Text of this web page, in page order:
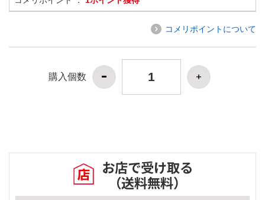
コメリポイントについて
購入個数
お店で受け取る
（送料無料）